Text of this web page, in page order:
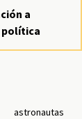
a
política
astronautas